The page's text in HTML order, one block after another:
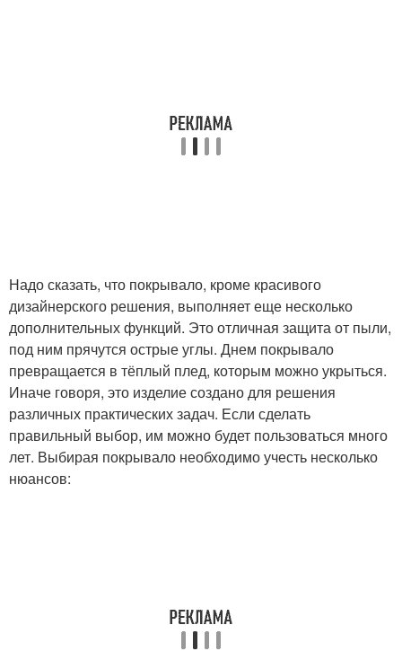
Надо сказать, что покрывало, кроме красивого
дизайнерского решения, выполняет еще несколько
дополнительных функций. Это отличная защита от пыли,
под ним прячутся острые углы. Днем покрывало
превращается в тёплый плед, которым можно укрыться.
Иначе говоря, это изделие создано для решения
различных практических задач. Если сделать
правильный выбор, им можно будет пользоваться много
лет. Выбирая покрывало необходимо учесть несколько
нюансов: